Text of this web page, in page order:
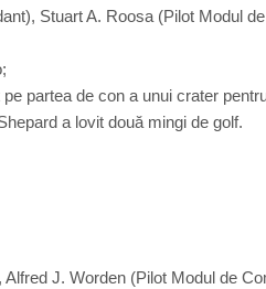
Stuart A. Roosa (Pilot Modul
partea de con a unui crater
a lovit două mingi de golf.
J. Worden (Pilot Modul de